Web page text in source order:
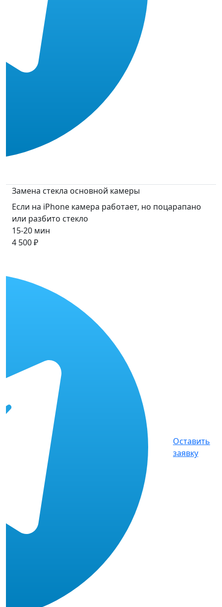
Замена стекла основной камеры
Если на iPhone камера работает, но поцарапано
или разбито стекло
4 500 ₽
15-20 мин
Оставить
заявку